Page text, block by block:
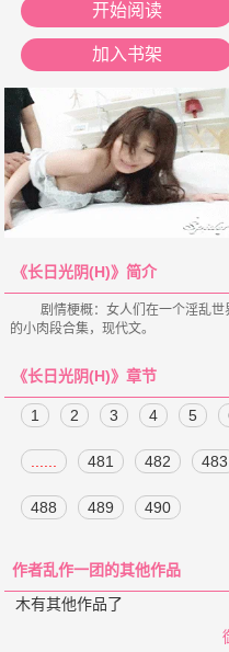
开始阅读
加入书架
《长日光阴(H)》简介
    剧情梗概：女人们在一个淫乱世界里的性福生活。依然是纯肉、重口、黄暴
《长日光阴(H)》章节
1 2 3 4 5
...... 481 482 483
488 489 490
作者乱作一团的其他作品
木有其他作品了